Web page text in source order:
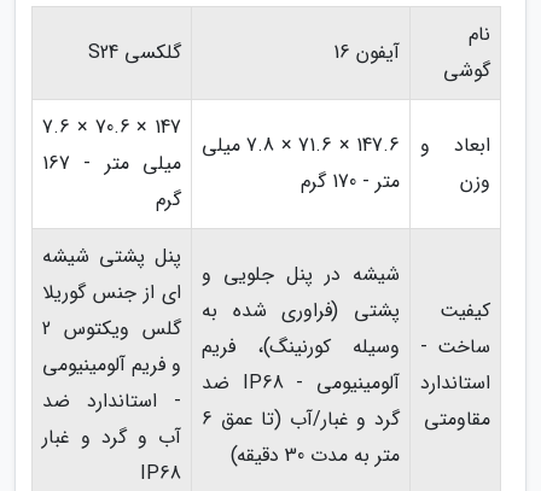
نام
گوشی
آیفون 16 گلکسی S24
ابعاد و
وزن
147.6 × 71.6 × 7.8 میلی
متر - 170 گرم
147 × 70.6 × 7.6
میلی متر - 167
گرم
کیفیت
ساخت -
استاندارد
مقاومتی
شیشه در پنل جلویی و
پشتی (فراوری شده به
وسیله کورنینگ)، فریم
آلومینیومی - IP68 ضد
گرد و غبار/آب (تا عمق 6
متر به مدت 30 دقیقه)
پنل پشتی شیشه
ای از جنس گوریلا
گلس ویکتوس 2
و فریم آلومینیومی
- استاندارد ضد
آب و گرد و غبار
IP68